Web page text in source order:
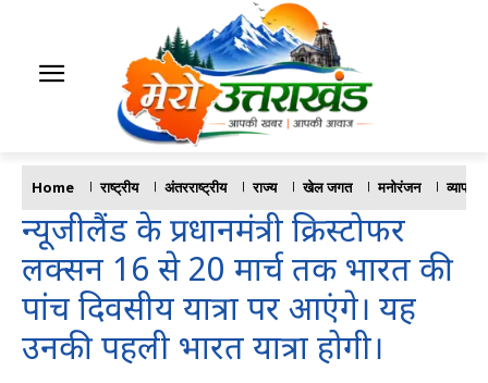
Home राष्ट्रीय अंतरराष्ट्रीय राज्य खेल जगत मनोरंजन व्यापार
न्यूजीलैंड के प्रधानमंत्री क्रिस्टोफर
लक्सन 16 से 20 मार्च तक भारत की
पांच दिवसीय यात्रा पर आएंगे। यह
उनकी पहली भारत यात्रा होगी।